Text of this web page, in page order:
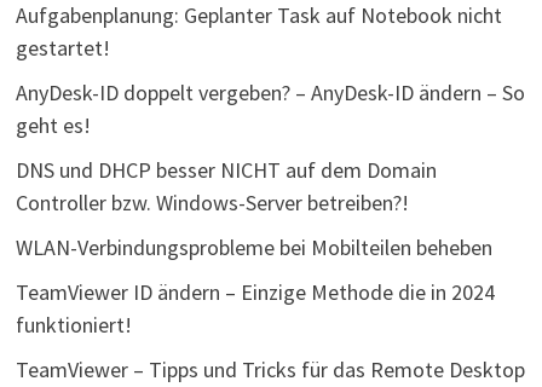
Aufgabenplanung: Geplanter Task auf Notebook nicht
gestartet!
AnyDesk-ID doppelt vergeben? – AnyDesk-ID ändern – So
geht es!
DNS und DHCP besser NICHT auf dem Domain
Controller bzw. Windows-Server betreiben?!
WLAN-Verbindungsprobleme bei Mobilteilen beheben
TeamViewer ID ändern – Einzige Methode die in 2024
funktioniert!
TeamViewer – Tipps und Tricks für das Remote Desktop